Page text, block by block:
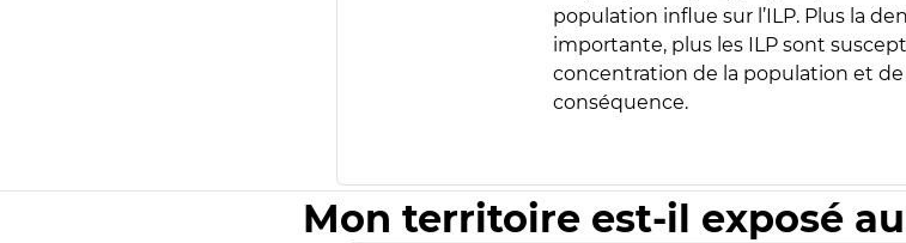
population influe sur l’ILP. Plus la
importante, plus les ILP sont
concentration de la population et
conséquence.
Mon territoire est-il exposé